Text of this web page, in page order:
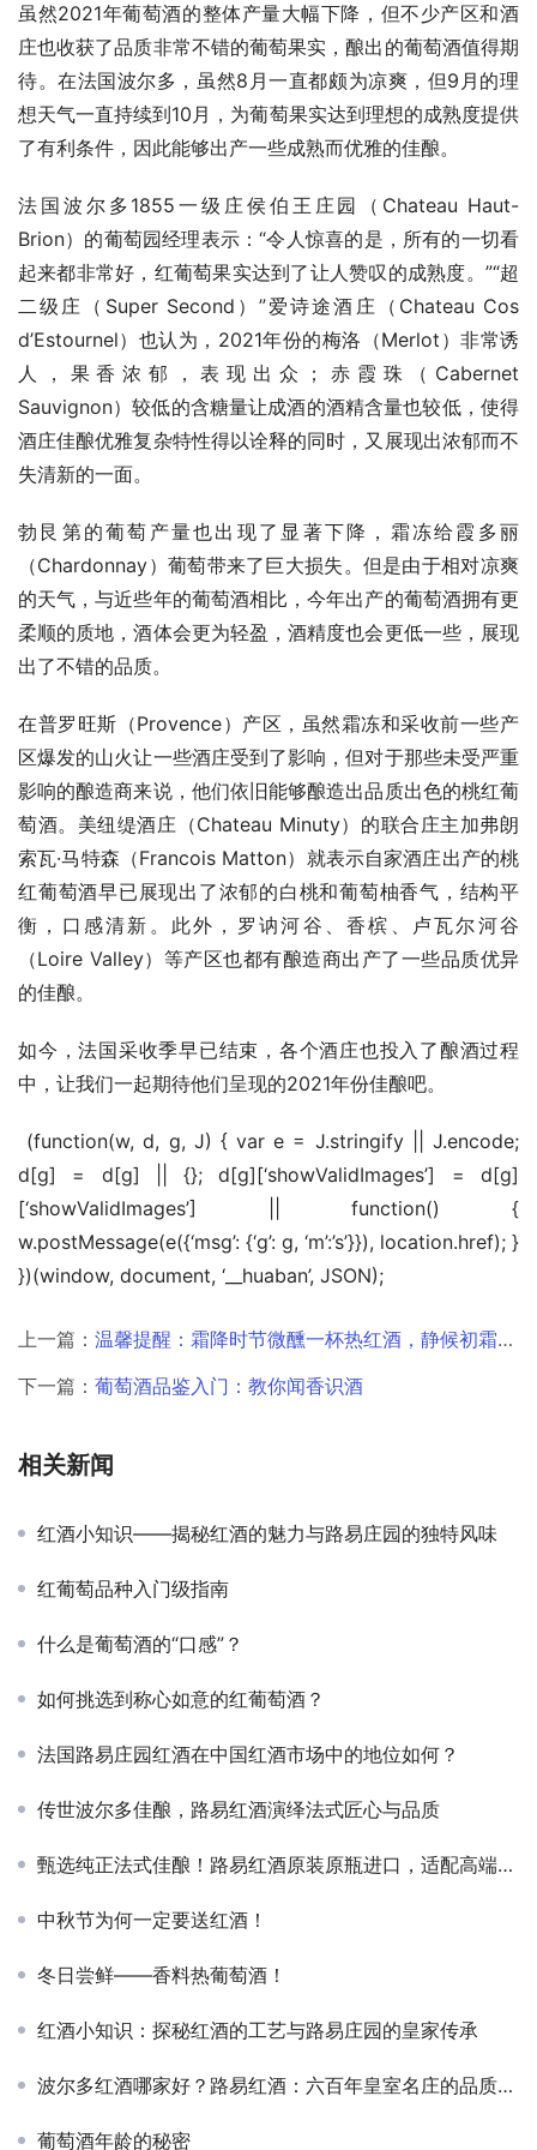
虽然2021年葡萄酒的整体产量大幅下降，但不少产区和酒
庄也收获了品质非常不错的葡萄果实，酿出的葡萄酒值得期
待。在法国波尔多，虽然8月一直都颇为凉爽，但9月的理
想天气一直持续到10月，为葡萄果实达到理想的成熟度提供
了有利条件，因此能够出产一些成熟而优雅的佳酿。
法国波尔多1855一级庄侯伯王庄园（Chateau Haut-
Brion）的葡萄园经理表示：“令人惊喜的是，所有的一切看
起来都非常好，红葡萄果实达到了让人赞叹的成熟度。”“超
二级庄（Super Second）”爱诗途酒庄（Chateau Cos
d’Estournel）也认为，2021年份的梅洛（Merlot）非常诱
人，果香浓郁，表现出众；赤霞珠（Cabernet
Sauvignon）较低的含糖量让成酒的酒精含量也较低，使得
酒庄佳酿优雅复杂特性得以诠释的同时，又展现出浓郁而不
失清新的一面。
勃艮第的葡萄产量也出现了显著下降，霜冻给霞多丽
（Chardonnay）葡萄带来了巨大损失。但是由于相对凉爽
的天气，与近些年的葡萄酒相比，今年出产的葡萄酒拥有更
柔顺的质地，酒体会更为轻盈，酒精度也会更低一些，展现
出了不错的品质。
在普罗旺斯（Provence）产区，虽然霜冻和采收前一些产
区爆发的山火让一些酒庄受到了影响，但对于那些未受严重
影响的酿造商来说，他们依旧能够酿造出品质出色的桃红葡
萄酒。美纽缇酒庄（Chateau Minuty）的联合庄主加弗朗
索瓦·马特森（Francois Matton）就表示自家酒庄出产的桃
红葡萄酒早已展现出了浓郁的白桃和葡萄柚香气，结构平
衡，口感清新。此外，罗讷河谷、香槟、卢瓦尔河谷
（Loire Valley）等产区也都有酿造商出产了一些品质优异
的佳酿。
如今，法国采收季早已结束，各个酒庄也投入了酿酒过程
中，让我们一起期待他们呈现的2021年份佳酿吧。
d[g] = d[g] || {}; d[g][‘showValidImages’] = d[g]
[‘showValidImages’] || function() {
w.postMessage(e({‘msg’: {‘g’: g, ‘m’:’s’}}), location.href); }
})(window, document, ‘__huaban’, JSON);
上一篇： 温馨提醒：霜降时节微醺一杯热红酒，静候初霜凝结
下一篇： 葡萄酒品鉴入门：教你闻香识酒
相关新闻
红酒小知识——揭秘红酒的魅力与路易庄园的独特风味
红葡萄品种入门级指南
什么是葡萄酒的“口感”？
如何挑选到称心如意的红葡萄酒？
法国路易庄园红酒在中国红酒市场中的地位如何？
传世波尔多佳酿，路易红酒演绎法式匠心与品质
甄选纯正法式佳酿！路易红酒原装原瓶进口，适配高端商务宴请
中秋节为何一定要送红酒！
冬日尝鲜——香料热葡萄酒！
红酒小知识：探秘红酒的工艺与路易庄园的皇家传承
波尔多红酒哪家好？路易红酒：六百年皇室名庄的品质之选
葡萄酒年龄的秘密